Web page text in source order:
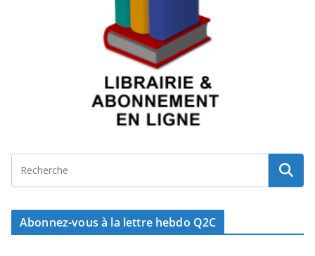
Abonnez-vous à la lettre hebdo Q2C